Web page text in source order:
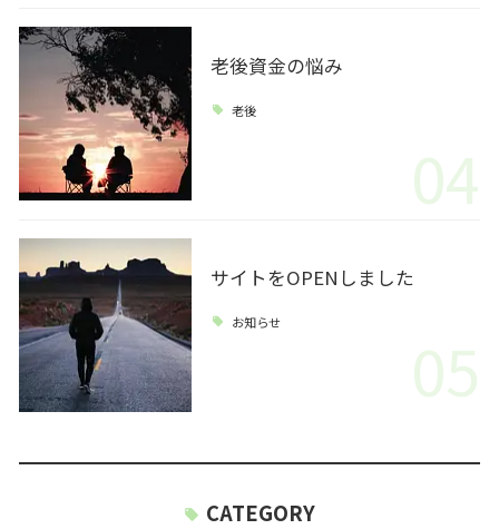
老後資金の悩み
老後
04
サイトをOPENしました
お知らせ
05
CATEGORY